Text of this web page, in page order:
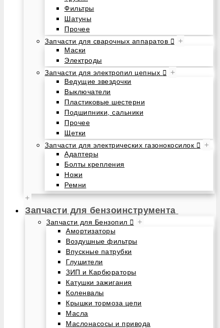
Фильтры
Шатуны
Прочее
Запчасти для сварочных аппаратов
+
Маски
Электроды
Запчасти для электропил цепных
+
Ведущие звездочки
Выключатели
Пластиковые шестерни
Подшипники, сальники
Прочее
Щетки
Запчасти для электрических газонокосилок
+
Адаптеры
Болты крепления
Ножи
Ремни
+
Запчасти для бензоинструмента
Запчасти для Бензопил +
Амортизаторы
Воздушные фильтры
Впускные патрубки
Глушители
ЗИП и Карбюраторы
Катушки зажигания
Коленвалы
Крышки тормоза цепи
Масла
Маслонасосы и привода